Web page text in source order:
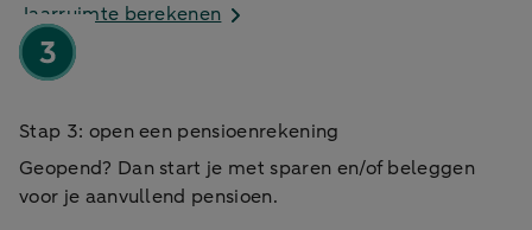
Jaarruimte berekenen
Stap 3: open een pensioenrekening
Geopend? Dan start je met sparen en/of beleggen
voor je aanvullend pensioen.